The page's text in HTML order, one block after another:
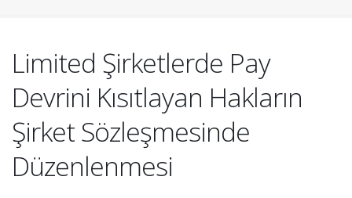
Limited Şirketlerde Pay
Devrini Kısıtlayan Hakların
Şirket Sözleşmesinde
Düzenlenmesi